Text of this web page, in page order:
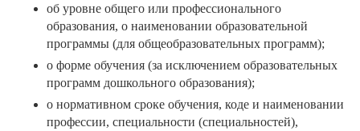
об уровне общего или профессионального
образования, о наименовании образовательной
программы (для общеобразовательных программ);
о форме обучения (за исключением образовательных
программ дошкольного образования);
о нормативном сроке обучения, коде и наименовании
профессии, специальности (специальностей),